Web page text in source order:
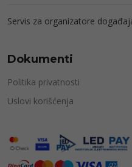
Servis za organizatore
Dokumenti
Politika privatnosti
Uslovi korišćenja